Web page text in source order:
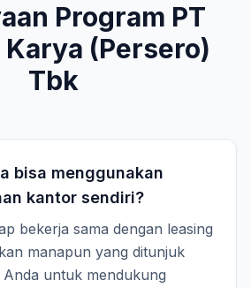
Program PT
(Persero)
Tbk
bisa menggunakan
kantor sendiri?
bekerja sama dengan leasing
manapun yang ditunjuk
untuk mendukung